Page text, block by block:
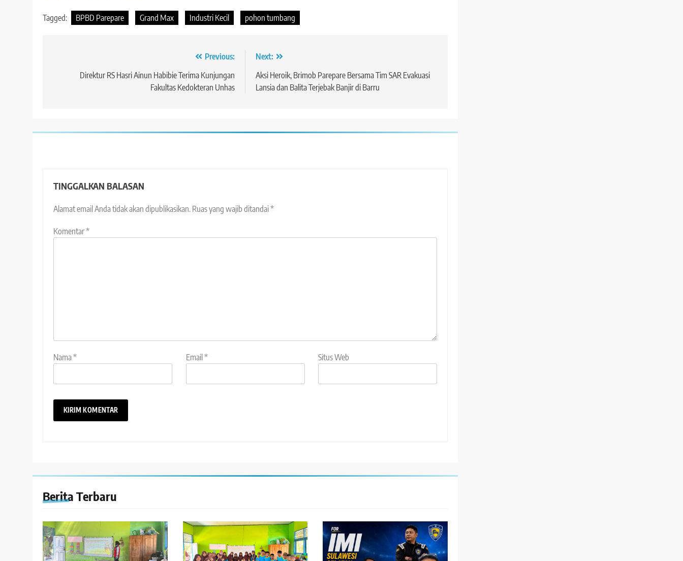
Tagged: BPBD Parepare Grand Max Industri Kecil pohon tumbang
Previous:
Direktur RS Hasri Ainun Habibie Terima Kunjungan
Fakultas Kedokteran Unhas
Next:
Aksi Heroik, Brimob Parepare Bersama Tim SAR Evakuasi
Lansia dan Balita Terjebak Banjir di Barru
TINGGALKAN BALASAN
Alamat email Anda tidak akan dipublikasikan. Ruas yang wajib ditandai*
Komentar*
Nama* Email * Situs Web
Berita Terbaru